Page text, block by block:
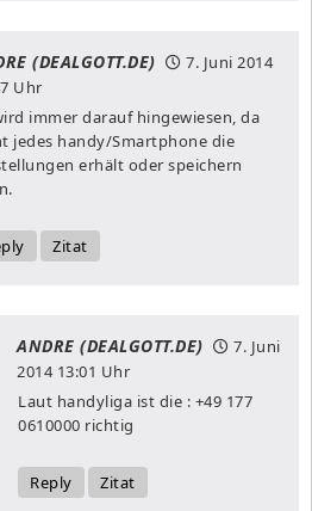
(DEALGOTT.DE)
7. Juni 2014
Uhr
immer darauf hingewiesen, da
jedes handy/Smartphone die
erhält oder speichern
Zitat
ANDRE (DEALGOTT.DE)
7. Juni
201413:01 Uhr
Laut handyliga ist die : +49 177
0610000 richtig
Reply Zitat